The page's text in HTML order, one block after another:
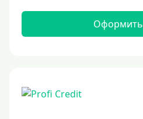
Оформить